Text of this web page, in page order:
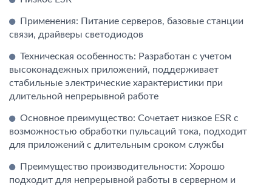
Применения: Питание серверов, базовые станции
связи, драйверы светодиодов
Техническая особенность: Разработан с учетом
высоконадежных приложений, поддерживает
стабильные электрические характеристики при
длительной непрерывной работе
Основное преимущество: Сочетает низкое ESR с
возможностью обработки пульсаций тока, подходит
для приложений с длительным сроком службы
Преимущество производительности: Хорошо
подходит для непрерывной работы в серверном и